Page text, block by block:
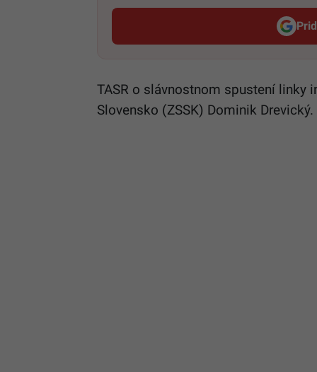
TASR o slávnostnom spustení linky
Slovensko (ZSSK) Dominik Drevický.